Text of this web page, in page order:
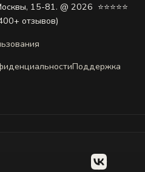
15-81. @ 2026 ㅤ ⭐⭐⭐⭐⭐
отзывов)
Поддержка